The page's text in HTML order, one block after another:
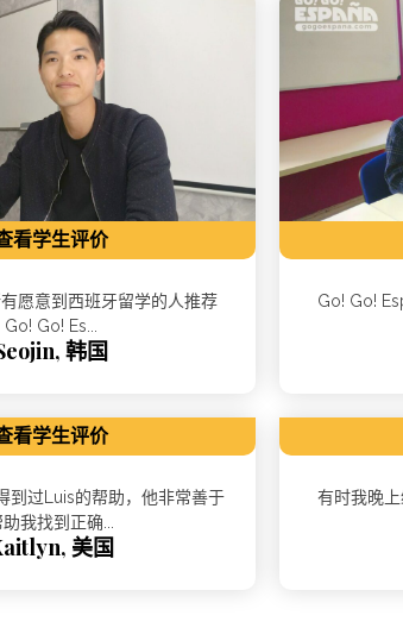
看学生评价
愿意到西班牙留学的人推荐
Go! Go! Es...
韩国
Go! Go!
看学生评价
到过Luis的帮助，他非常善于
我找到正确...
美国
有时我晚